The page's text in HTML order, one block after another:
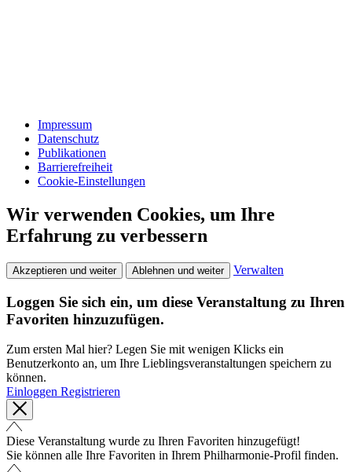
Impressum
Datenschutz
Publikationen
Barrierefreiheit
Cookie-Einstellungen
Wir verwenden Cookies, um Ihre
Erfahrung zu verbessern
Akzeptieren und weiter Ablehnen und weiter Verwalten
Loggen Sie sich ein, um diese Veranstaltung zu Ihren
Favoriten hinzuzufügen.
Zum ersten Mal hier? Legen Sie mit wenigen Klicks ein
Benutzerkonto an, um Ihre Lieblingsveranstaltungen speichern zu
können.
Einloggen Registrieren
Diese Veranstaltung wurde zu Ihren Favoriten hinzugefügt!
Sie können alle Ihre Favoriten in Ihrem Philharmonie-Profil finden.